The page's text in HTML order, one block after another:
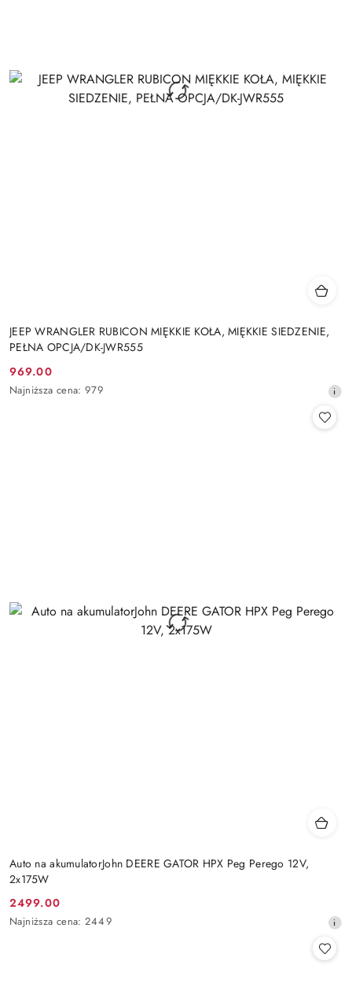
JEEP WRANGLER RUBICON MIĘKKIE KOŁA, MIĘKKIE SIEDZENIE,
PEŁNA OPCJA/DK-JWR555
Cena
promocyjna:
969.00
Najniższa
Najniższa cena: 979
Auto na akumulatorJohn DEERE GATOR HPX Peg Perego 12V,
2x175W
Cena
promocyjna:
2499.00
Najniższa
Najniższa cena: 2449